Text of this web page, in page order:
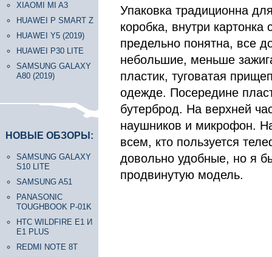
XIAOMI MI A3
HUAWEI P SMART Z
HUAWEI Y5 (2019)
HUAWEI P30 LITE
SAMSUNG GALAXY
A80 (2019)
НОВЫЕ ОБЗОРЫ:
SAMSUNG GALAXY
S10 LITE
SAMSUNG A51
PANASONIC
TOUGHBOOK P-01K
HTC WILDFIRE E1 И
E1 PLUS
REDMI NOTE 8T
Упаковка традиционна
коробка, внутри
предельно понятна, все
небольшие, меньше
пластик, туговатая
одежде. Посередине
бутерброд. На верхней
наушников и микрофон.
всем, кто пользуется
довольно удобные, но я
продвинутую модель.